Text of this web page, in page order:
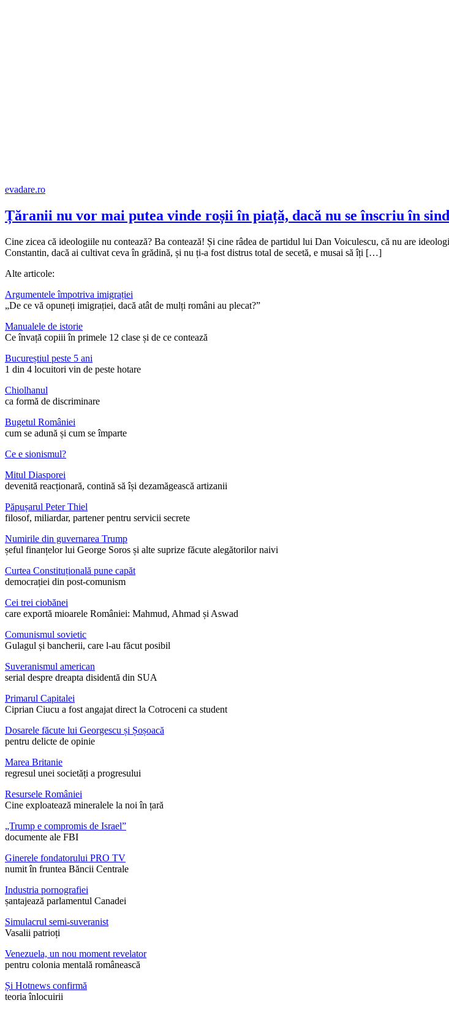
evadare.ro
Țăranii nu vor mai putea vinde roșii în piață, dacă nu se înscriu în
Cine zicea că ideologiile nu contează? Ba contează! Și cine râdea de partidul lui Dan Voiculescu, că nu are
Constantin, dacă ai cultivat ceva în grădină, și nu ți-a fost distrus total de secetă, e musai să îți […]
Alte articole:
Argumentele împotriva imigrației
„De ce vă opuneți imigrației, dacă atât de mulți români au plecat?”
Manualele de istorie
Ce învață copiii în primele 12 clase și de ce contează
Bucureștiul peste 5 ani
1 din 4 locuitori vin de peste hotare
Chiolhanul
ca formă de discriminare
Bugetul României
cum se adună și cum se împarte
Ce e sionismul?
Mitul Diasporei
devenită reacționară, contină să își dezamăgească artizanii
Păpușarul Peter Thiel
filosof, miliardar, partener pentru servicii secrete
Numirile din guvernarea Trump
șeful finanțelor lui George Soros și alte suprize făcute alegătorilor naivi
Curtea Constituțională pune capăt
democrației din post-comunism
Cei trei ciobănei
care exportă mioarele României: Mahmud, Ahmad și Aswad
Comunismul sovietic
Gulagul și bancherii, care l-au făcut posibil
Suveranismul american
serial despre dreapta disidentă din SUA
Primarul Capitalei
Ciprian Ciucu a fost angajat direct la Cotroceni ca student
Dosarele făcute lui Georgescu și Șoșoacă
pentru delicte de opinie
Marea Britanie
regresul unei societăți a progresului
Resursele României
Cine exploatează mineralele la noi în țară
„Trump e compromis de Israel”
documente ale FBI
Ginerele fondatorului PRO TV
numit în fruntea Băncii Centrale
Industria pornografiei
șantajează parlamentul Canadei
Simulacrul semi-suveranist
Vasalii patrioți
Venezuela, un nou moment revelator
pentru colonia mentală românească
Și Hotnews confirmă
teoria înlocuirii